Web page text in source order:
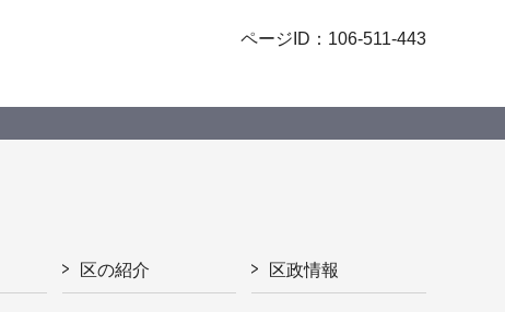
ページID：106-511-443
区の紹介 区政情報